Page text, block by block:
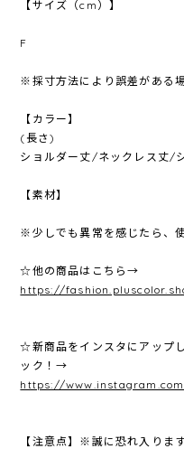
【サイズ（cm）】
F
※採寸方法により誤差がある
【カラー】
(長さ)
ショルダー丈/ネックレス丈/
【素材】
※少しでも異常を感じたら、
☆他の商品はこちら→
https://
☆新商品をインスタにアップ
ック！→
https://
【注意点】※誠に恐れ入りま